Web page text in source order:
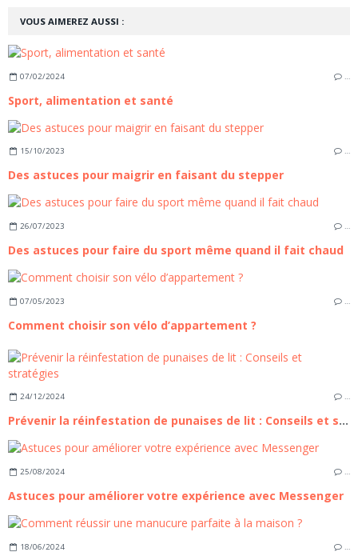
VOUS AIMEREZ AUSSI :
07/02/2024 …
Sport, alimentation et santé
15/10/2023 …
Des astuces pour maigrir en faisant du stepper
26/07/2023 …
Des astuces pour faire du sport même quand il fait chaud
07/05/2023 …
Comment choisir son vélo d’appartement ?
24/12/2024 …
Prévenir la réinfestation de punaises de lit : Conseils et stratégies
25/08/2024 …
Astuces pour améliorer votre expérience avec Messenger
18/06/2024